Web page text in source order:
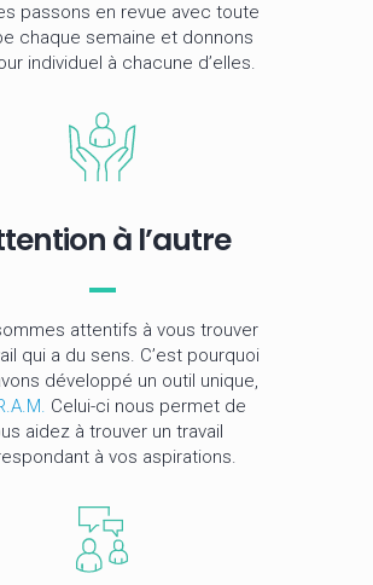
passons en revue avec toute
chaque semaine et donnons
individuel à chacune d’elles.
à l’autre
attentifs à vous trouver
qui a du sens. C’est pourquoi
développé un outil unique,
Celui-ci nous permet de
aidez à trouver un travail
à vos aspirations.